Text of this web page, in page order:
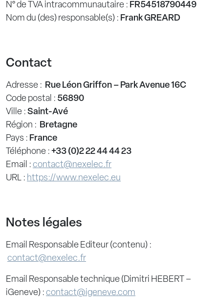
N° de TVA intracommunautaire : FR54518790449
Nom du (des) responsable(s) : Frank GREARD
Contact
Adresse : Rue Léon Griffon – Park Avenue 16C
Code postal : 56890
Ville : Saint-Avé
Région : Bretagne
Pays : France
Téléphone : +33 (0)2 22 44 44 23
Email : contact@nexelec.fr
URL : https://www.nexelec.eu
Notes légales
Email Responsable Editeur (contenu) :
contact@nexelec.fr
Email Responsable technique (Dimitri HEBERT –
iGeneve) : contact@igeneve.com